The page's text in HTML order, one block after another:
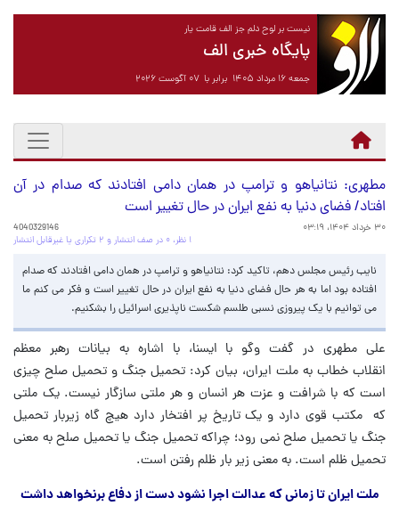
نیست بر لوح دلم جز الف قامت یار
پایگاه خبری الف
جمعه ۱۶ مرداد ۱۴۰۵ برابر با ۰۷ آگوست ۲۰۲۶
مطهری: نتانیاهو و ترامپ در همان دامی افتادند که صدام در آن
افتاد/ فضای دنیا به نفع ایران در حال تغییر است
۳۰ خرداد ۱۴۰۴، ۰۳:۱۹
4040329146
۱ نظر، ۰ در صف انتشار و ۲ تکراری یا غیرقابل انتشار
نایب رئیس مجلس دهم، تاکید کرد: نتانیاهو و ترامپ در همان دامی افتادند که صدام
افتاده بود اما به هر حال فضای دنیا به نفع ایران در حال تغییر است و فکر می کنم ما
می توانیم با یک پیروزی نسبی طلسم شکست ناپذیری اسرائیل را بشکنیم.
علی مطهری در گفت وگو با ایسنا، با اشاره به بیانات رهبر معظم
انقلاب خطاب به ملت ایران، بیان کرد: تحمیل جنگ و تحمیل صلح چیزی
است که با شرافت و عزت هر انسان و هر ملتی سازگار نیست. یک ملتی
که مکتب قوی دارد و یک تاریخ پر افتخار دارد هیچ گاه زیربار تحمیل
جنگ یا تحمیل صلح نمی رود؛ چراکه تحمیل جنگ یا تحمیل صلح به معنی
تحمیل ظلم است. به معنی زیر بار ظلم رفتن است.
ملت ایران تا زمانی که عدالت اجرا نشود دست از دفاع برنخواهد داشت